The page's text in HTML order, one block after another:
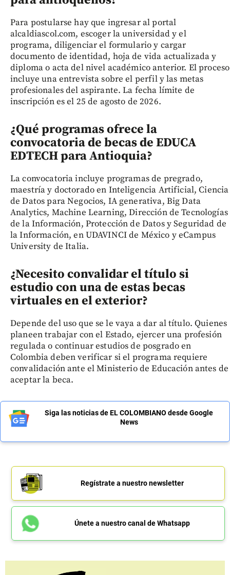
Para postularse hay que ingresar al portal
alcaldiascol.com, escoger la universidad y el
programa, diligenciar el formulario y cargar
documento de identidad, hoja de vida actualizada y
diploma o acta del nivel académico anterior. El proceso
incluye una entrevista sobre el perfil y las metas
profesionales del aspirante. La fecha límite de
inscripción es el 25 de agosto de 2026.
¿Qué programas ofrece la
convocatoria de becas de EDUCA
EDTECH para Antioquia?
La convocatoria incluye programas de pregrado,
maestría y doctorado en Inteligencia Artificial, Ciencia
de Datos para Negocios, IA generativa, Big Data
Analytics, Machine Learning, Dirección de Tecnologías
de la Información, Protección de Datos y Seguridad de
la Información, en UDAVINCI de México y eCampus
University de Italia.
¿Necesito convalidar el título si
estudio con una de estas becas
virtuales en el exterior?
Depende del uso que se le vaya a dar al título. Quienes
planeen trabajar con el Estado, ejercer una profesión
regulada o continuar estudios de posgrado en
Colombia deben verificar si el programa requiere
convalidación ante el Ministerio de Educación antes de
aceptar la beca.
Siga las noticias de EL COLOMBIANO desde Google
News
Regístrate a nuestro newsletter
Únete a nuestro canal de Whatsapp